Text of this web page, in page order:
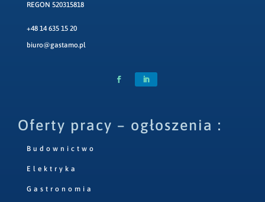
REGON 520315818
+48 14 635 15 20
biuro@gastamo.pl
Oferty pracy – ogłoszenia :
Budownictwo
Elektryka
Gastronomia